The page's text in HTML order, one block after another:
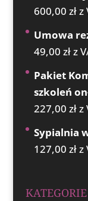
600,00 złz
Umowa
49,00 złz
Pakiet
szkoleń
227,00 złz
Sypialnia
127,00 złz
KATEGORIE